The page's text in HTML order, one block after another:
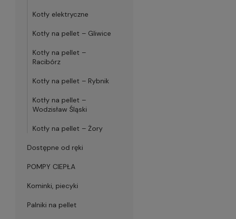
Kotły elektryczne
Kotły na pellet – Gliwice
Kotły na pellet –
Racibórz
Kotły na pellet – Rybnik
Kotły na pellet –
Wodzisław Śląski
Kotły na pellet – Żory
Dostępne od ręki
POMPY CIEPŁA
Kominki, piecyki
Palniki na pellet